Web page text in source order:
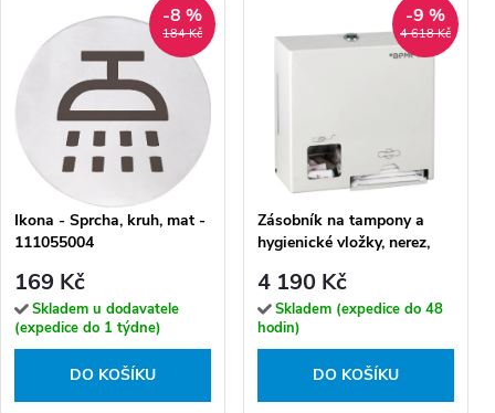
184 Kč
-8 %
Ikona - Sprcha, kruh, mat -
111055004
169 Kč
Skladem u dodavatele
(expedice do 1 týdne)
DO KOŠÍKU
4 618 Kč
-9 %
Zásobník na tampony a
hygienické vložky, nerez,
4 190 Kč
Skladem (expedice do 48
hodin)
DO KOŠÍKU